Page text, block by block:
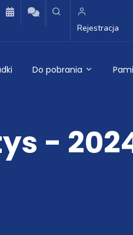
Rejestracja
Do pobrania
-